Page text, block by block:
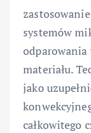
systemów
odparowania
materiału.
jako
całkowitego